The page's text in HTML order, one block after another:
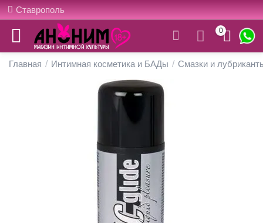
Ставрополь
0
Главная / Интимная косметика и БАДы / Смазки и